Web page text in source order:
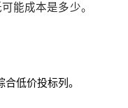
能成本是多少。
低价投标列。